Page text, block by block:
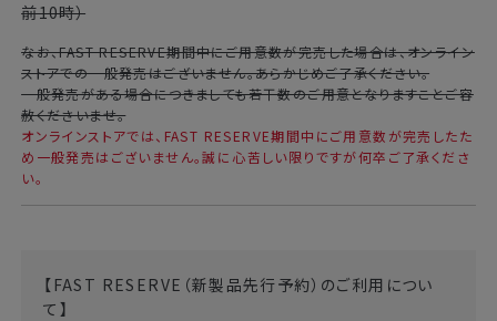
前10時）
なお、FAST RESERVE期間中にご用意数が完売した場合は、オンライン
ストアでの一般発売はございません。あらかじめご了承ください。
一般発売がある場合につきましても若干数のご用意となりますことご容
赦くださいませ。
オンラインストアでは、FAST RESERVE期間中にご用意数が完売したた
め一般発売はございません。誠に心苦しい限りですが何卒ご了承くださ
い。
【FAST RESERVE（新製品先行予約）のご利用につい
て】